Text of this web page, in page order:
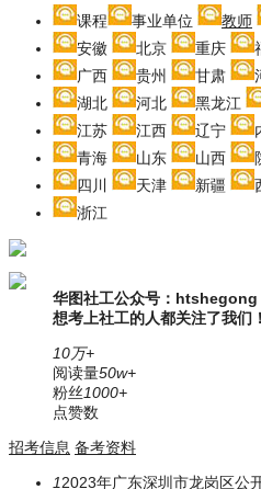
课程 事业单位 教师
安徽
北京 重庆
广西
贵州 甘肃
湖北
河北 黑龙江
江苏
江西 辽宁
青海
山东 山西
四川
天津 新疆
浙江
华图社工公众号：htshegong
想考上社工的人都关注了我们！
10万+
阅读量50w+
粉丝1000+
点赞数
招考信息 备考资料
12023年广东深圳市龙岗区公